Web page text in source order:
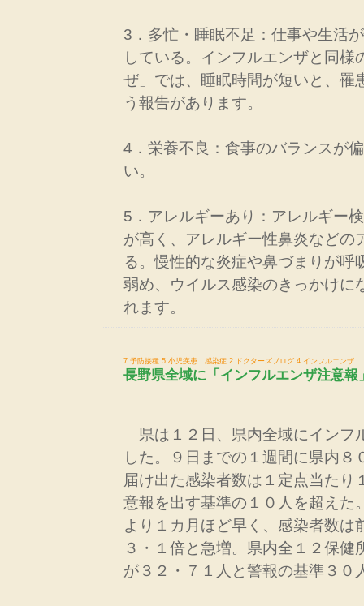
3．多忙・睡眠不足：仕事や生活
している。インフルエンザと同様
ぜ」では、睡眠時間が短いと、罹
う報告があります。
4．栄養不良：食事のバランスが
い。
5．アレルギーあり：アレルギー
が高く、アレルギー性鼻炎などの
る。慢性的な炎症や鼻づまりが呼
弱め、ウイルス感染のきっかけに
れます。
7.予防接種 5.小児疾患 感染症 2.ドクターズブログ 4.インフルエンザ
長野県全域に「インフルエンザ注意報
県は１２日、県内全域にインフ
した。９日までの１週間に県内８
届け出た感染者数は１定点当たり
意報を出す基準の１０人を超えた
より１カ月ほど早く、感染者数は
３・１倍と急増。県内全１２保健
が３２・７１人と警報の基準３０